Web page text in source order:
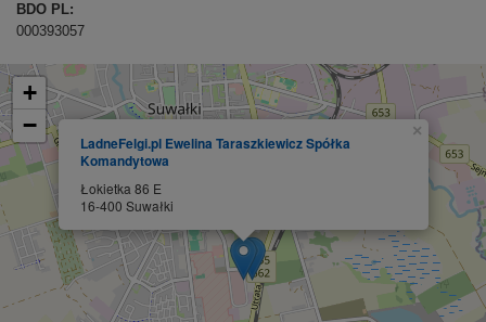
BDO PL:
000393057
LadneFelgi.pl Ewelina Taraszkiewicz Spółka
Komandytowa
Łokietka 86 E
16-400 Suwałki
×
+
−